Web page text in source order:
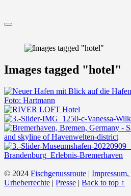
Menu
Images tagged "hotel"
© 2024 Fischgenussroute | Impressum,
Urheberrechte | Presse | Back to top ↑